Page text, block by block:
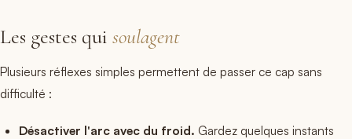
Les gestes qui soulagent
Plusieurs réflexes simples permettent de passer ce cap sans
difficulté :
Désactiver l'arc avec du froid. Gardez quelques instants